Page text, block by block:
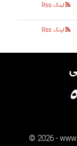
لینک Rss
لینک Rss
© 2026-